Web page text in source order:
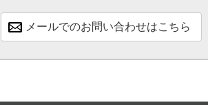
メールでのお問い合わせはこちら